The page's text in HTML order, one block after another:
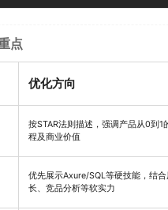
点
优化方向
按STAR法则描述，强调产品从0到1
程及商业价值
优先展示Axure/SQL等硬技能，结
长、竞品分析等软实力